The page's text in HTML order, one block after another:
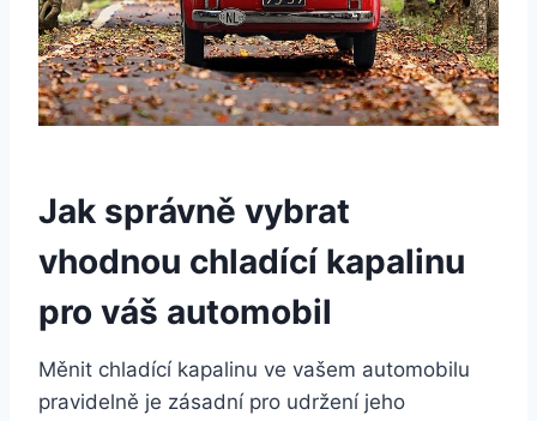
Jak správně vybrat
vhodnou chladící kapalinu
pro váš automobil
Měnit chladící kapalinu ve vašem automobilu
pravidelně je zásadní pro udržení jeho